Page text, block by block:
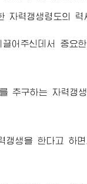
자력갱생령도의 력
어주신데서 중요
추구하는 자력갱
생을 한다고 하